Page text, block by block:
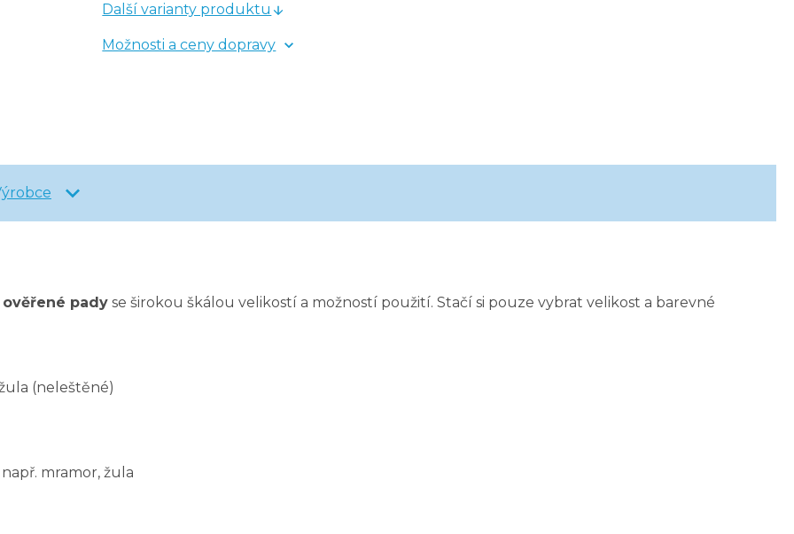
Další varianty produktu
Možnosti a ceny dopravy
pady se širokou škálou velikostí a možností použití. Stačí si pouze vybrat velikost a barevné
(neleštěné)
mramor, žula